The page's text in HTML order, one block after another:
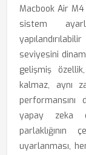
Macbook Air M4
sistem
seviyesini
gelişmiş
kalmaz, aynı
yapay zeka
uyarlanması,